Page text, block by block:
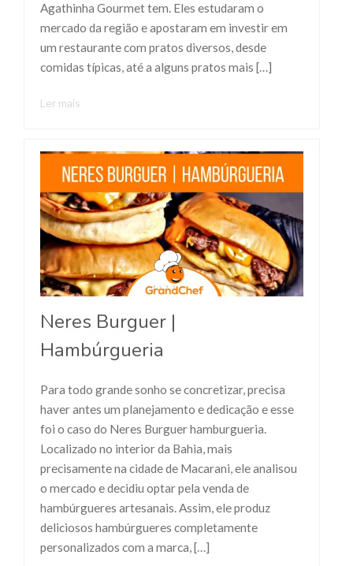
Agathinha Gourmet tem. Eles estudaram o
mercado da região e apostaram em investir em
um restaurante com pratos diversos, desde
comidas típicas, até a alguns pratos mais […]
Ler mais
Neres Burguer |
Hambúrgueria
Para todo grande sonho se concretizar, precisa
haver antes um planejamento e dedicação e esse
foi o caso do Neres Burguer hamburgueria.
Localizado no interior da Bahia, mais
precisamente na cidade de Macarani, ele analisou
o mercado e decidiu optar pela venda de
hambúrgueres artesanais. Assim, ele produz
deliciosos hambúrgueres completamente
personalizados com a marca, […]